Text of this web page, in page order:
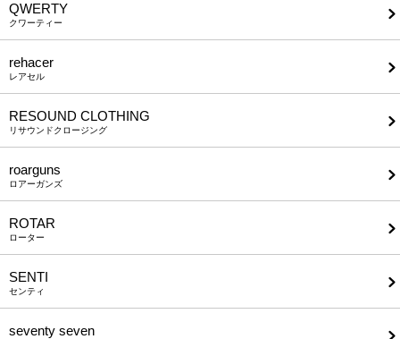
QWERTY
クワーティー
rehacer
レアセル
RESOUND CLOTHING
リサウンドクロージング
roarguns
ロアーガンズ
ROTAR
ローター
SENTI
センティ
seventy seven